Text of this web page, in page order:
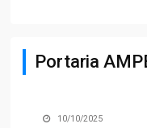
Portaria
10/10/2025